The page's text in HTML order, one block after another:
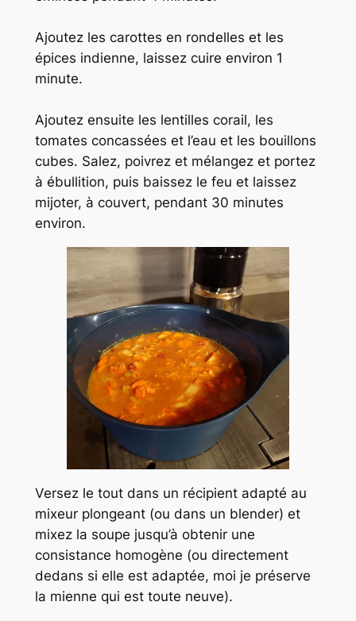
Ajoutez les carottes en rondelles et les
épices indienne, laissez cuire environ 1
minute.
Ajoutez ensuite les lentilles corail, les
tomates concassées et l’eau et les bouillons
cubes. Salez, poivrez et mélangez et portez
à ébullition, puis baissez le feu et laissez
mijoter, à couvert, pendant 30 minutes
environ.
Versez le tout dans un récipient adapté au
mixeur plongeant (ou dans un blender) et
mixez la soupe jusqu’à obtenir une
consistance homogène (ou directement
dedans si elle est adaptée, moi je préserve
la mienne qui est toute neuve).